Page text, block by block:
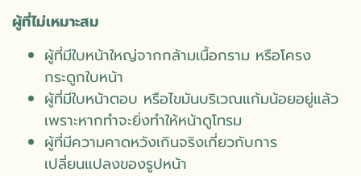
ผู้ที่ไม่เหมาะสม
ผู้ที่มีใบหน้าใหญ่จากกล้ามเนื้อกราม หรือโครง
กระดูกใบหน้า
ผู้ที่มีใบหน้าตอบ หรือไขมันบริเวณแก้มน้อยอยู่แล้ว
เพราะหากทำจะยิ่งทำให้หน้าดูโทรม
ผู้ที่มีความคาดหวังเกินจริงเกี่ยวกับการ
เปลี่ยนแปลงของรูปหน้า